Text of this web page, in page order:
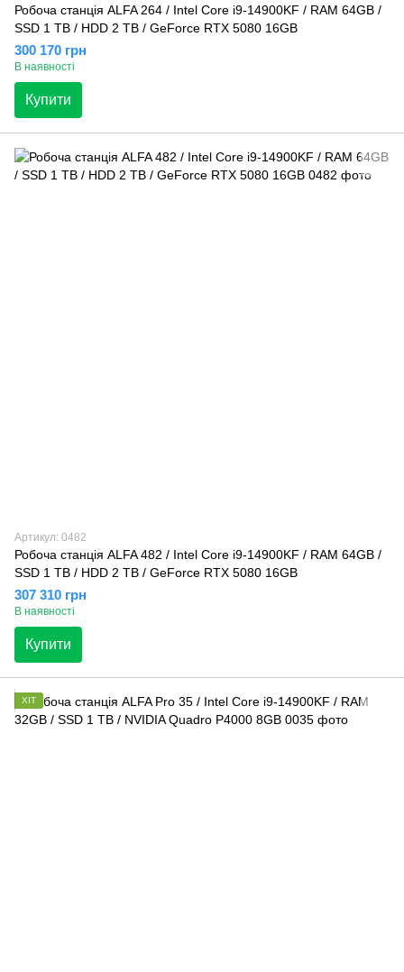
Робоча станція ALFA 264 / Intel Core i9-14900KF / RAM 64GB /
SSD 1 TB / HDD 2 TB / GeForce RTX 5080 16GB
300 170 грн
В наявності
Купити
Артикул: 0482
Робоча станція ALFA 482 / Intel Core i9-14900KF / RAM 64GB /
SSD 1 TB / HDD 2 TB / GeForce RTX 5080 16GB
307 310 грн
В наявності
Купити
ХІТ